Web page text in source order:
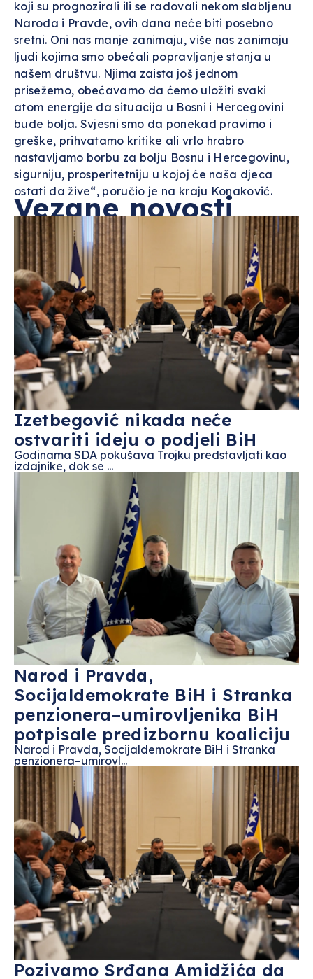
koji su prognozirali ili se radovali nekom slabljenu
Naroda i Pravde, ovih dana neće biti posebno
sretni. Oni nas manje zanimaju, više nas zanimaju
ljudi kojima smo obećali popravljanje stanja u
našem društvu. Njima zaista još jednom
prisežemo, obećavamo da ćemo uložiti svaki
atom energije da situacija u Bosni i Hercegovini
bude bolja. Svjesni smo da ponekad pravimo i
greške, prihvatamo kritike ali vrlo hrabro
nastavljamo borbu za bolju Bosnu i Hercegovinu,
sigurniju, prosperitetniju u kojoj će naša djeca
ostati da žive“, poručio je na kraju Konaković.
Vezane novosti
Izetbegović nikada neće
ostvariti ideju o podjeli BiH
Godinama SDA pokušava Trojku predstavljati kao
izdajnike, dok se ...
Narod i Pravda,
Socijaldemokrate BiH i Stranka
penzionera–umirovljenika BiH
potpisale predizbornu koaliciju
Narod i Pravda, Socijaldemokrate BiH i Stranka
penzionera–umirovl...
Pozivamo Srđana Amidžića da